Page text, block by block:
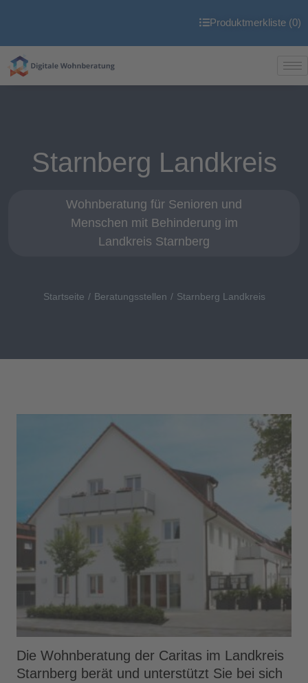
Produktmerkliste (0)
Starnberg Landkreis
Wohnberatung für Senioren und
Menschen mit Behinderung im
Landkreis Starnberg
Startseite Beratungsstellen Starnberg Landkreis
Die Wohnberatung der Caritas im Landkreis
Starnberg berät und unterstützt Sie bei sich